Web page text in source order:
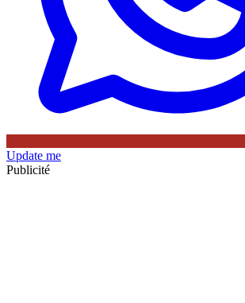
Update me
Publicité